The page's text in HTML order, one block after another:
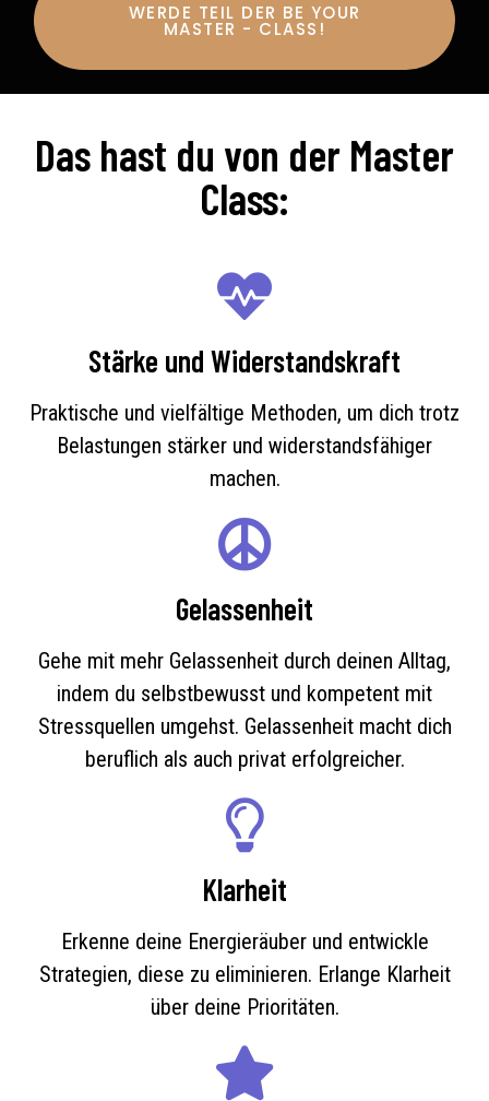
WERDE TEIL DER BE YOUR
MASTER - CLASS!
Das hast du von der Master
Class:
Stärke und Widerstandskraft
Praktische und vielfältige Methoden, um dich trotz
Belastungen stärker und widerstandsfähiger
machen.
Gelassenheit
Gehe mit mehr Gelassenheit durch deinen Alltag,
indem du selbstbewusst und kompetent mit
Stressquellen umgehst. Gelassenheit macht dich
beruflich als auch privat erfolgreicher.
Klarheit
Erkenne deine Energieräuber und entwickle
Strategien, diese zu eliminieren. Erlange Klarheit
über deine Prioritäten.